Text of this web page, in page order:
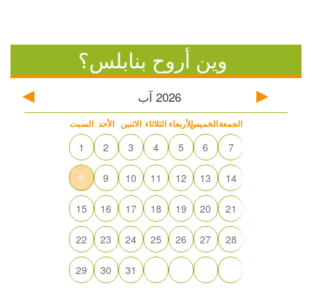
وين أروح بنابلس؟
2026 آب
السبت الأحد الاثنين الثلاثاء الأربعاءالخميسالجمعة
1 2 3 4 5 6 7
8 9 10 11 12 13 14
15 16 17 18 19 20 21
22 23 24 25 26 27 28
29 30 31